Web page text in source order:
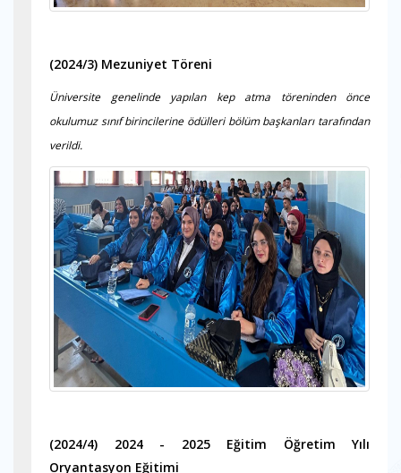
(2024/3) Mezuniyet Töreni
Üniversite genelinde yapılan kep atma töreninden önce
okulumuz sınıf birincilerine ödülleri bölüm başkanları tarafından
verildi.
(2024/4) 2024 - 2025 Eğitim Öğretim Yılı
Oryantasyon Eğitimi